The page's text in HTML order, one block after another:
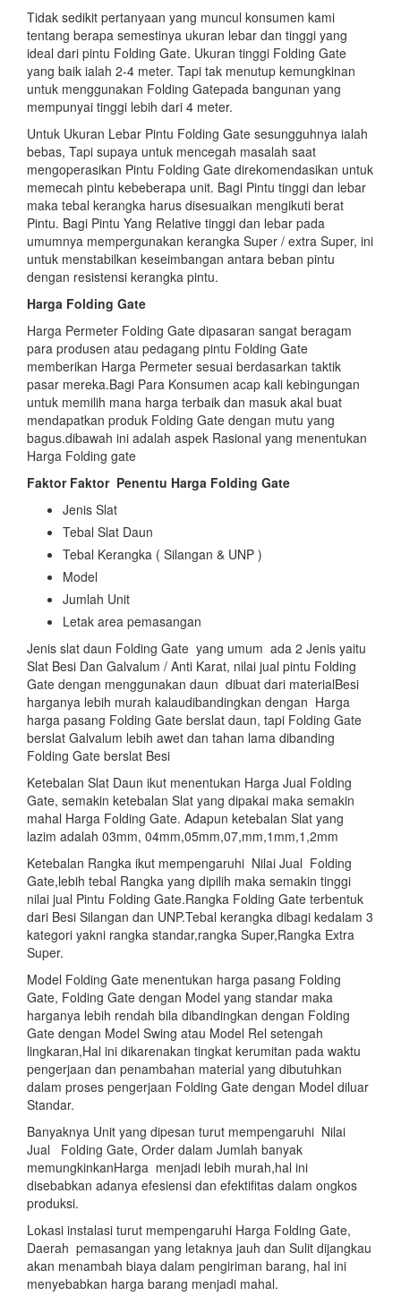
Tidak sedikit pertanyaan yang muncul konsumen kami
tentang berapa semestinya ukuran lebar dan tinggi yang
ideal dari pintu Folding Gate. Ukuran tinggi Folding Gate
yang baik ialah 2-4 meter. Tapi tak menutup kemungkinan
untuk menggunakan Folding Gatepada bangunan yang
mempunyai tinggi lebih dari 4 meter.
Untuk Ukuran Lebar Pintu Folding Gate sesungguhnya ialah
bebas, Tapi supaya untuk mencegah masalah saat
mengoperasikan Pintu Folding Gate direkomendasikan untuk
memecah pintu kebeberapa unit. Bagi Pintu tinggi dan lebar
maka tebal kerangka harus disesuaikan mengikuti berat
Pintu. Bagi Pintu Yang Relative tinggi dan lebar pada
umumnya mempergunakan kerangka Super / extra Super, ini
untuk menstabilkan keseimbangan antara beban pintu
dengan resistensi kerangka pintu.
Harga Folding Gate
Harga Permeter Folding Gate dipasaran sangat beragam
para produsen atau pedagang pintu Folding Gate
memberikan Harga Permeter sesuai berdasarkan taktik
pasar mereka.Bagi Para Konsumen acap kali kebingungan
untuk memilih mana harga terbaik dan masuk akal buat
mendapatkan produk Folding Gate dengan mutu yang
bagus.dibawah ini adalah aspek Rasional yang menentukan
Harga Folding gate
Faktor Faktor Penentu Harga Folding Gate
Jenis Slat
Tebal Slat Daun
Tebal Kerangka ( Silangan & UNP )
Model
Jumlah Unit
Letak area pemasangan
Jenis slat daun Folding Gate yang umum ada 2 Jenis yaitu
Slat Besi Dan Galvalum / Anti Karat, nilai jual pintu Folding
Gate dengan menggunakan daun dibuat dari materialBesi
harganya lebih murah kalaudibandingkan dengan Harga
harga pasang Folding Gate berslat daun, tapi Folding Gate
berslat Galvalum lebih awet dan tahan lama dibanding
Folding Gate berslat Besi
Ketebalan Slat Daun ikut menentukan Harga Jual Folding
Gate, semakin ketebalan Slat yang dipakai maka semakin
mahal Harga Folding Gate. Adapun ketebalan Slat yang
lazim adalah 03mm, 04mm,05mm,07,mm,1mm,1,2mm
Ketebalan Rangka ikut mempengaruhi Nilai Jual Folding
Gate,lebih tebal Rangka yang dipilih maka semakin tinggi
nilai jual Pintu Folding Gate.Rangka Folding Gate terbentuk
dari Besi Silangan dan UNP.Tebal kerangka dibagi kedalam 3
kategori yakni rangka standar,rangka Super,Rangka Extra
Super.
Model Folding Gate menentukan harga pasang Folding
Gate, Folding Gate dengan Model yang standar maka
harganya lebih rendah bila dibandingkan dengan Folding
Gate dengan Model Swing atau Model Rel setengah
lingkaran,Hal ini dikarenakan tingkat kerumitan pada waktu
pengerjaan dan penambahan material yang dibutuhkan
dalam proses pengerjaan Folding Gate dengan Model diluar
Standar.
Banyaknya Unit yang dipesan turut mempengaruhi Nilai
Jual Folding Gate, Order dalam Jumlah banyak
memungkinkanHarga menjadi lebih murah,hal ini
disebabkan adanya efesiensi dan efektifitas dalam ongkos
produksi.
Lokasi instalasi turut mempengaruhi Harga Folding Gate,
Daerah pemasangan yang letaknya jauh dan Sulit dijangkau
akan menambah biaya dalam pengiriman barang, hal ini
menyebabkan harga barang menjadi mahal.